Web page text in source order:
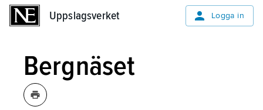
Uppslagsverket Logga in
Bergnäset